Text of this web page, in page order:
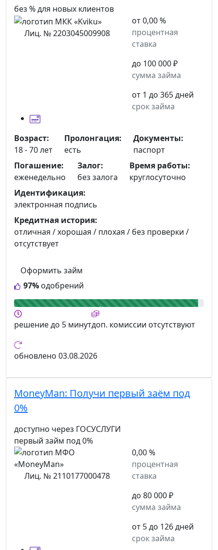
без % для новых клиентов
Лиц. № 2203045009908
от 0,00 %
процентная
ставка
до 100 000 ₽
сумма займа
от 1 до 365 дней
срок займа
97% одобрений
Оформить займ
Возраст:
18 - 70 лет
Пролонгация:
есть
Документы:
паспорт
Погашение:
еженедельно
Залог:
без залога
Время работы:
круглосуточно
Идентификация:
электронная подпись
Кредитная история:
отличная / хорошая / плохая / без проверки /
отсутствует
решениедо 5 минутдоп. комиссии отсутствуют
обновлено 03.08.2026
MoneyMan: Получи первый заём под
0%
доступно через ГОСУСЛУГИ
первый займ под 0%
Лиц. № 2110177000478
0,00 %
процентная
ставка
до 80 000 ₽
сумма займа
от 5 до 126 дней
срок займа